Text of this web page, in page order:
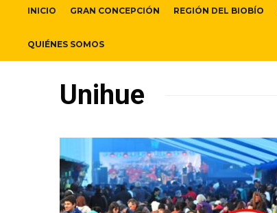
INICIO GRAN CONCEPCIÓN REGIÓN DEL BIOBÍO
QUIÉNES SOMOS
Unihue